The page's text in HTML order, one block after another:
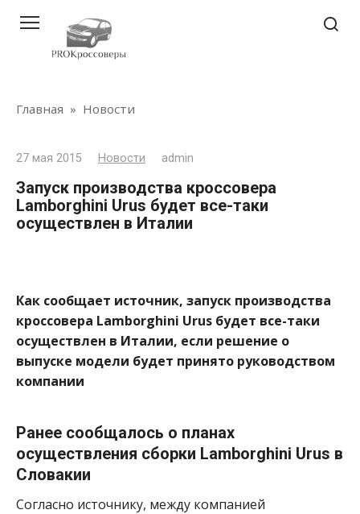
контенту
Главная » Новости
27 мая 2015 Новости admin
Запуск производства кроссовера
Lamborghini Urus будет все-таки
осуществлен в Италии
Как сообщает источник, запуск производства
кроссовера Lamborghini Urus будет все-таки
осуществлен в Италии, если решение о
выпуске модели будет принято руководством
компании
Ранее сообщалось о планах
осуществления сборки Lamborghini Urus в
Словакии
Согласно источнику, между компанией